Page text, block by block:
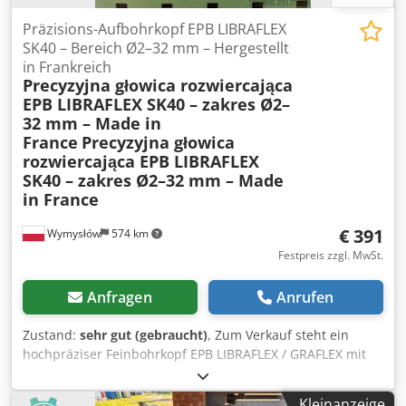
Wymysłów 574 km
Präzisions-Aufbohrkopf EPB LIBRAFLEX
SK40 – Bereich Ø2–32 mm – Hergestellt
in Frankreich
Precyzyjna głowica rozwiercająca
EPB LIBRAFLEX SK40 – zakres Ø2–
32 mm – Made in
France Precyzyjna głowica
rozwiercająca EPB LIBRAFLEX
SK40 – zakres Ø2–32 mm – Made
in France
€ 391
Festpreis zzgl. MwSt.
Anfragen Anrufen
Zustand: sehr gut (gebraucht), Zum Verkauf steht ein
hochpräziser Feinbohrkopf EPB LIBRAFLEX / GRAFLEX mit
SK40 DIN 69871 Aufnahme, hergestellt in Frankreich.
Dieses professionelle Werkzeug ist für die präzise